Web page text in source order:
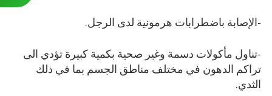
-الإصابة باضطرابات هرمونية لدى الرجل.
-تناول مأكولات دسمة وغير صحية بكمية كبيرة تؤدي الى
تراكم الدهون في مختلف مناطق الجسم بما في ذلك
الثدي.